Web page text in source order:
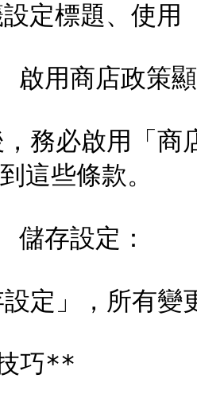
定標題、使
用商店政策
務必啟用「商
這些條款。
存設定：
定」，所有變
巧**